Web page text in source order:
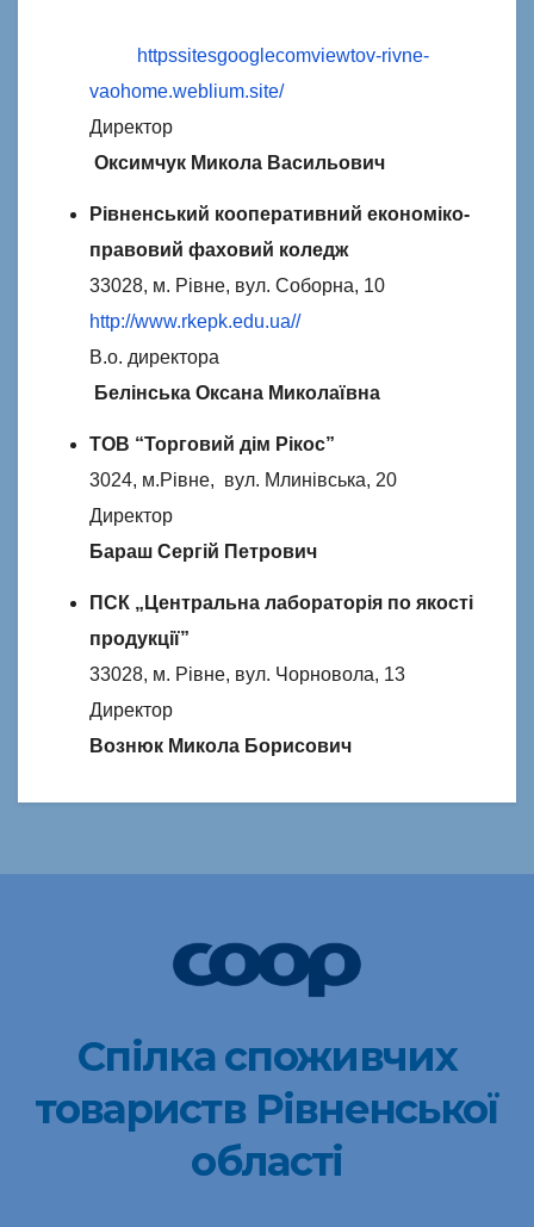
httpssitesgooglecomviewtov-rivne-
vaohome.weblium.site/
Директор
Оксимчук Микола Васильович
Рівненський кооперативний економіко-
правовий фаховий коледж
33028, м. Рівне, вул. Соборна, 10
http://www.rkepk.edu.ua//
В.о. директора
Белінська Оксана Миколаївна
ТОВ “Торговий дім Рікос”
3024, м.Рівне, вул. Млинівська, 20
Директор
Бараш Сергій Петрович
ПСК „Центральна лабораторія по якості
продукції”
33028, м. Рівне, вул. Чорновола, 13
Директор
Вознюк Микола Борисович
Спілка споживчих
товариств Рівненської
області